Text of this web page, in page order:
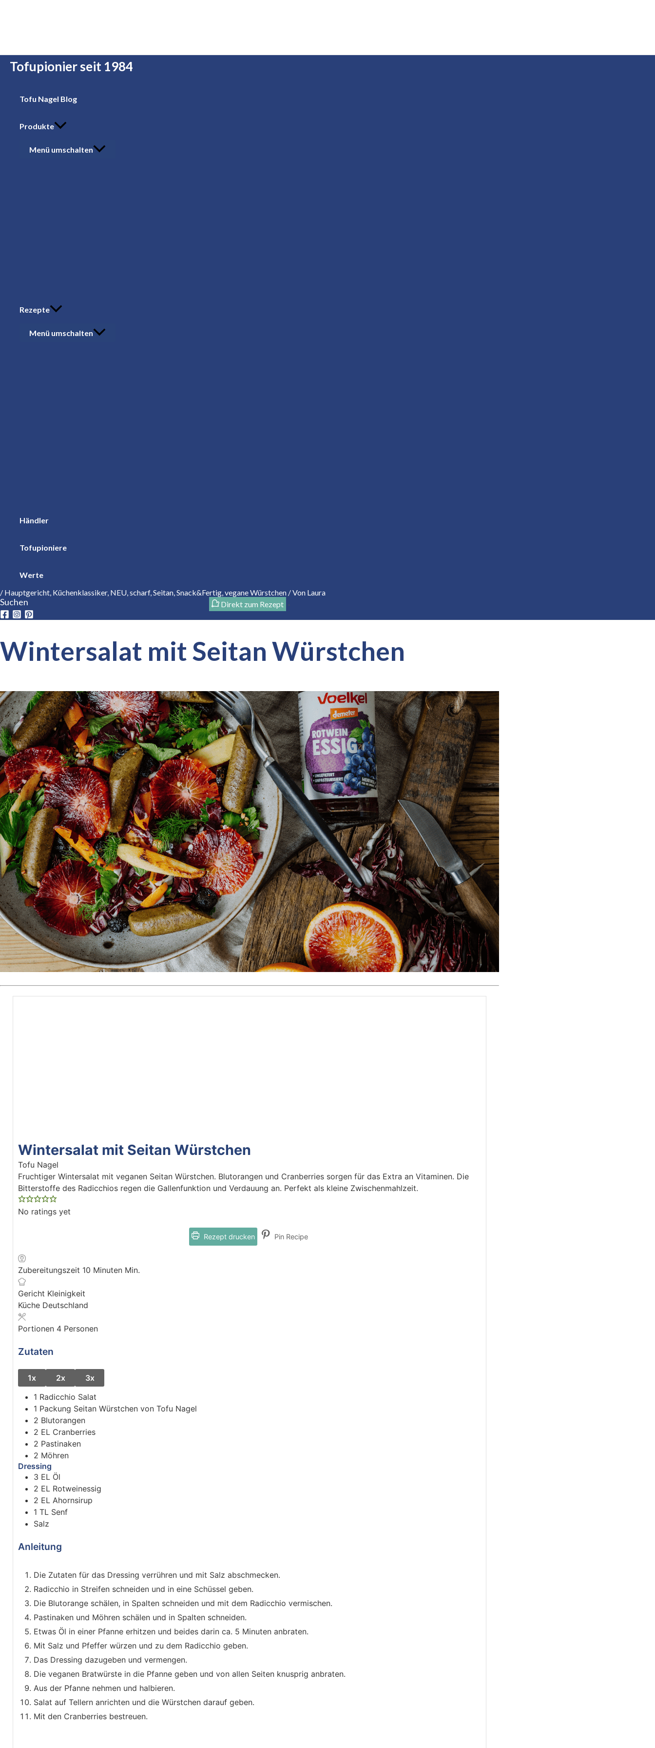
Tofupionier seit 1984
Tofu Nagel Blog
Produkte
Menü umschalten
Rezepte
Menü umschalten
Händler
Tofupioniere
Werte
Suchen
/ Hauptgericht, Küchenklassiker, NEU,scharf,Seitan,Snack&Fertig,vegane Würstchen / Von Laura
Direkt zum Rezept -
Wintersalat mit Seitan Würstchen
Wintersalat mit Seitan Würstchen
Tofu Nagel
Fruchtiger Wintersalat mit veganen Seitan Würstchen. Blutorangen und Cranberries sorgen für das Extra an Vitaminen. Die
Bitterstoffe des Radicchios regen die Gallenfunktion und Verdauung an. Perfekt als kleine Zwischenmahlzeit.
No ratings yet
Rezept drucken Pin Recipe
Zubereitungszeit 10 Minuten Min.
Gericht Kleinigkeit
Küche Deutschland
Portionen 4 Personen
Zutaten
1x 2x
3x
1 Radicchio Salat
1 Packung Seitan Würstchen von Tofu Nagel
2 Blutorangen
2 EL Cranberries
2 Pastinaken
2 Möhren
Dressing
3 EL Öl
2 EL Rotweinessig
2 EL Ahornsirup
1 TL Senf
Salz
Anleitung
Die Zutaten für das Dressing verrühren und mit Salz abschmecken.
Radicchio in Streifen schneiden und in eine Schüssel geben.
Die Blutorange schälen, in Spalten schneiden und mit dem Radicchio vermischen.
Pastinaken und Möhren schälen und in Spalten schneiden.
Etwas Öl in einer Pfanne erhitzen und beides darin ca. 5 Minuten anbraten.
Mit Salz und Pfeffer würzen und zu dem Radicchio geben.
Das Dressing dazugeben und vermengen.
Die veganen Bratwürste in die Pfanne geben und von allen Seiten knusprig anbraten.
Aus der Pfanne nehmen und halbieren.
Salat auf Tellern anrichten und die Würstchen darauf geben.
Mit den Cranberries bestreuen.